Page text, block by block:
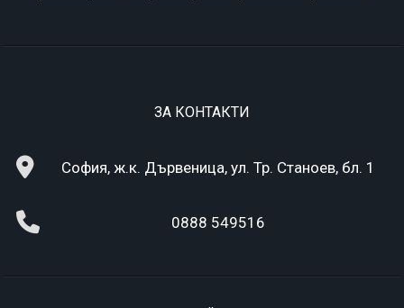
ЗА КОНТАКТИ
София, ж.к. Дървеница, ул. Тр. Станоев, бл. 1
0888 549516